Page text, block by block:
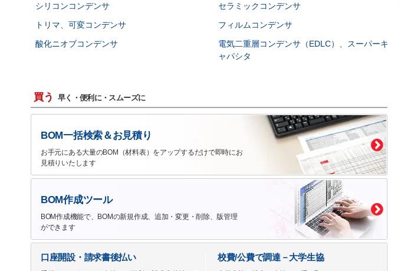
シリコンコンデンサ セラミックコンデンサ
トリマ、可変コンデンサ
フィルムコンデンサ
酸化ニオブコンデンサ
電気二重層コンデンサ（EDLC）、スーパーキ
ャパシタ
買う 早く・便利に・スムーズに
BOM一括検索＆お見積り
お手元にある大量のBOM（材料表）をアップするだけで即時にお
見積りいたします
BOM作成ツール
BOM作成機能で、BOMの新規作成、追加・変更・削除、版管理
ができます
口座開設・請求書後払い 校費/公費で調達－大学生協